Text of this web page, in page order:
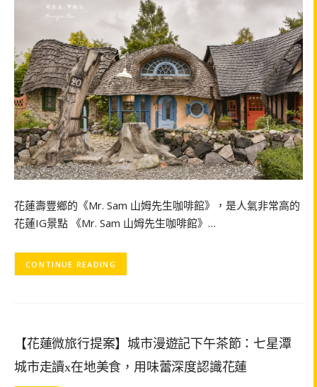
花蓮壽豐鄉的《Mr. Sam 山姆先生咖啡館》，是人氣非常高的
花蓮IG景點 《Mr. Sam 山姆先生咖啡館》…
CONTINUE READING
【花蓮微旅行提案】城市漫遊記下午茶節：七星潭
城市走讀x在地美食，用味蕾深度認識花蓮